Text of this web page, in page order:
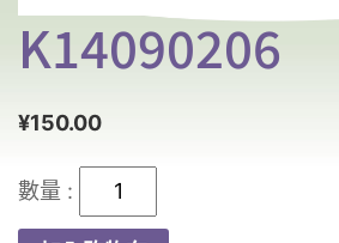
K14090206
¥150.00
K14090206
数